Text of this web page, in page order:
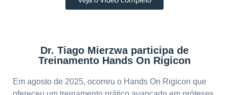
Dr. Tiago Mierzwa participa de
Treinamento Hands On Rigicon
Em agosto de 2025, ocorreu o Hands On Rigicon que